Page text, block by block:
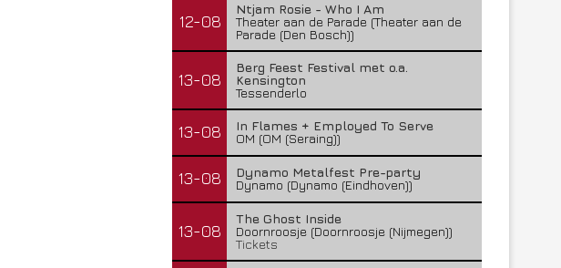
12-08
Ntjam Rosie - Who I Am
Theater aan de Parade (Theater aan de
Parade (Den Bosch))
13-08
Berg Feest Festival met o.a.
Kensington
Tessenderlo
13-08
In Flames + Employed To Serve
OM (OM (Seraing))
13-08
Dynamo Metalfest Pre-party
Dynamo (Dynamo (Eindhoven))
13-08
The Ghost Inside
Doornroosje (Doornroosje (Nijmegen))
Tickets